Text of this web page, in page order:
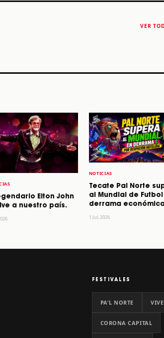
VER
Elton John
a nuestro país.
NOTICIAS
Tecate Pal Norte
al Mundial de Futbol
derrama
1 Jul, 2026
FESTIVALES
PA'L NORTE
CORONA CAPITAL